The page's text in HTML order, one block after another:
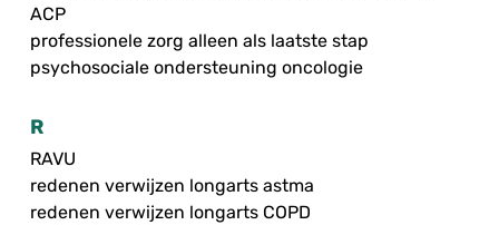
ACP
professionele zorg alleen als laatste stap
psychosociale ondersteuning oncologie
R
RAVU
redenen verwijzen longarts astma
redenen verwijzen longarts COPD